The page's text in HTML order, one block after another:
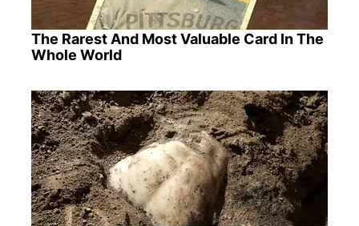
The Rarest And Most Valuable Card In The
Whole World